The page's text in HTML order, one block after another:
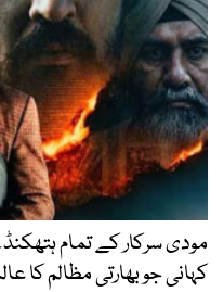
مودی سرکار کے تمام
کہانی جو بھارتی مظالم کا